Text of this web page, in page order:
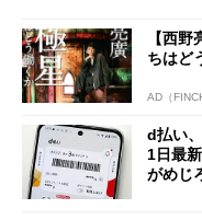
【西
ちはど
AD（
d払い
1日最
がめじ